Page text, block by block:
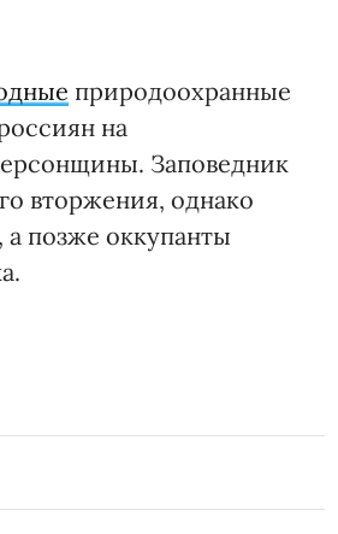
природоохранные
на
Заповедник
вторжения, однако
позже оккупанты